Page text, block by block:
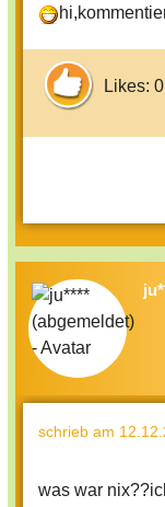
Likes: 0
schrieb am
was war